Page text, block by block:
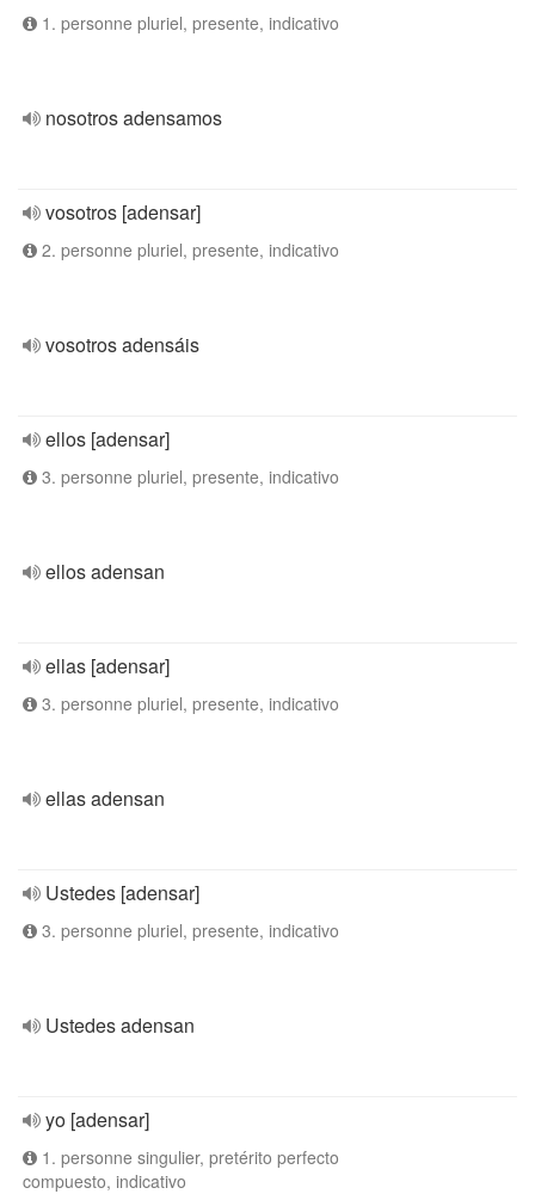
1. personne pluriel, presente, indicativo
nosotros adensamos
vosotros [adensar]
2. personne pluriel, presente, indicativo
vosotros adensáis
ellos [adensar]
3. personne pluriel, presente, indicativo
ellos adensan
ellas [adensar]
3. personne pluriel, presente, indicativo
ellas adensan
Ustedes [adensar]
3. personne pluriel, presente, indicativo
Ustedes adensan
yo [adensar]
1. personne singulier, pretérito perfecto
compuesto, indicativo